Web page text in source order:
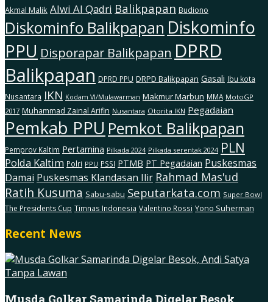
Akmal Malik Alwi Al Qadri Balikpapan Budiono
Diskominfo Balikpapan Diskominfo
PPU Disporapar Balikpapan DPRD
Balikpapan DPRD PPU DRPD Balikpapan Gasali Ibu kota
Nusantara IKN Kodam Vl/Mulawarman Makmur Marbun MMA MotoGP
2017 Muhammad Zainal Arifin Nusantara Otorita IKN Pegadaian
Pemkab PPU Pemkot Balikpapan
Pemprov Kaltim Pertamina Pilkada 2024 Pilkada serentak 2024 PLN
Polda Kaltim Polri PPU PSSI PTMB PT Pegadaian Puskesmas
Damai Puskesmas Klandasan Ilir Rahmad Mas'ud
Ratih Kusuma Sabu-sabu Seputarkata.com Super Bowl
The Presidents Cup Timnas Indonesia Valentino Rossi Yono Suherman
Recent News
Musda Golkar Samarinda Digelar Besok,